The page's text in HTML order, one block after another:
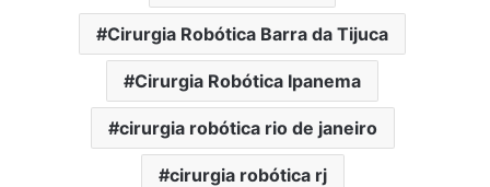
Cirurgia Robótica Barra da Tijuca
Cirurgia Robótica Ipanema
cirurgia robótica rio de janeiro
cirurgia robótica rj